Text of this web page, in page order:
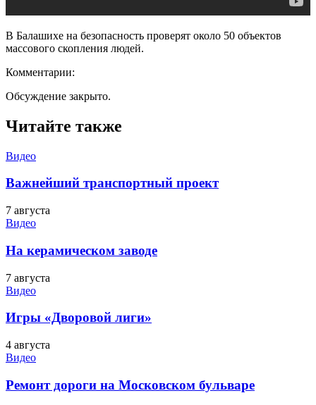
В Балашихе на безопасность проверят около 50 объектов
массового скопления людей.
Комментарии:
Обсуждение закрыто.
Читайте также
Видео
Важнейший транспортный проект
7 августа
Видео
На керамическом заводе
7 августа
Видео
Игры «Дворовой лиги»
4 августа
Видео
Ремонт дороги на Московском бульваре